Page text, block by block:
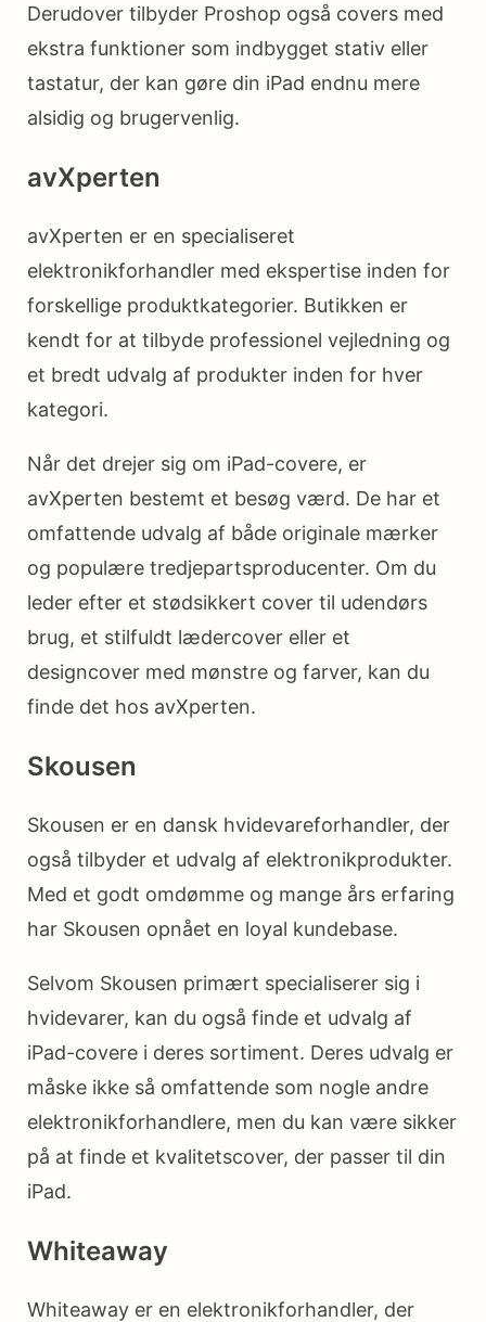
Derudover tilbyder Proshop også covers med
ekstra funktioner som indbygget stativ eller
tastatur, der kan gøre din iPad endnu mere
alsidig og brugervenlig.
avXperten
avXperten er en specialiseret
elektronikforhandler med ekspertise inden for
forskellige produktkategorier. Butikken er
kendt for at tilbyde professionel vejledning og
et bredt udvalg af produkter inden for hver
kategori.
Når det drejer sig om iPad-covere, er
avXperten bestemt et besøg værd. De har et
omfattende udvalg af både originale mærker
og populære tredjepartsproducenter. Om du
leder efter et stødsikkert cover til udendørs
brug, et stilfuldt lædercover eller et
designcover med mønstre og farver, kan du
finde det hos avXperten.
Skousen
Skousen er en dansk hvidevareforhandler, der
også tilbyder et udvalg af elektronikprodukter.
Med et godt omdømme og mange års erfaring
har Skousen opnået en loyal kundebase.
Selvom Skousen primært specialiserer sig i
hvidevarer, kan du også finde et udvalg af
iPad-covere i deres sortiment. Deres udvalg er
måske ikke så omfattende som nogle andre
elektronikforhandlere, men du kan være sikker
på at finde et kvalitetscover, der passer til din
iPad.
Whiteaway
Whiteaway er en elektronikforhandler, der